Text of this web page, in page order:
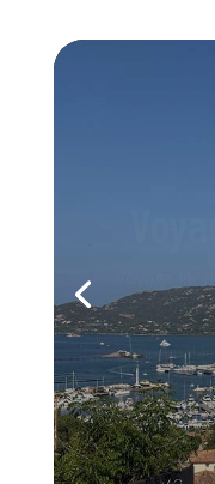
Après-
Corsa.